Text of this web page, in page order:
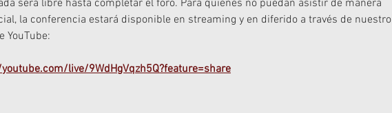
será libre hasta completar el foro. Para quienes no puedan asistir de manera
la conferencia estará disponible en streaming y en diferido a través de nuestro
YouTube:
live/9WdHgVqzh5Q?feature=share